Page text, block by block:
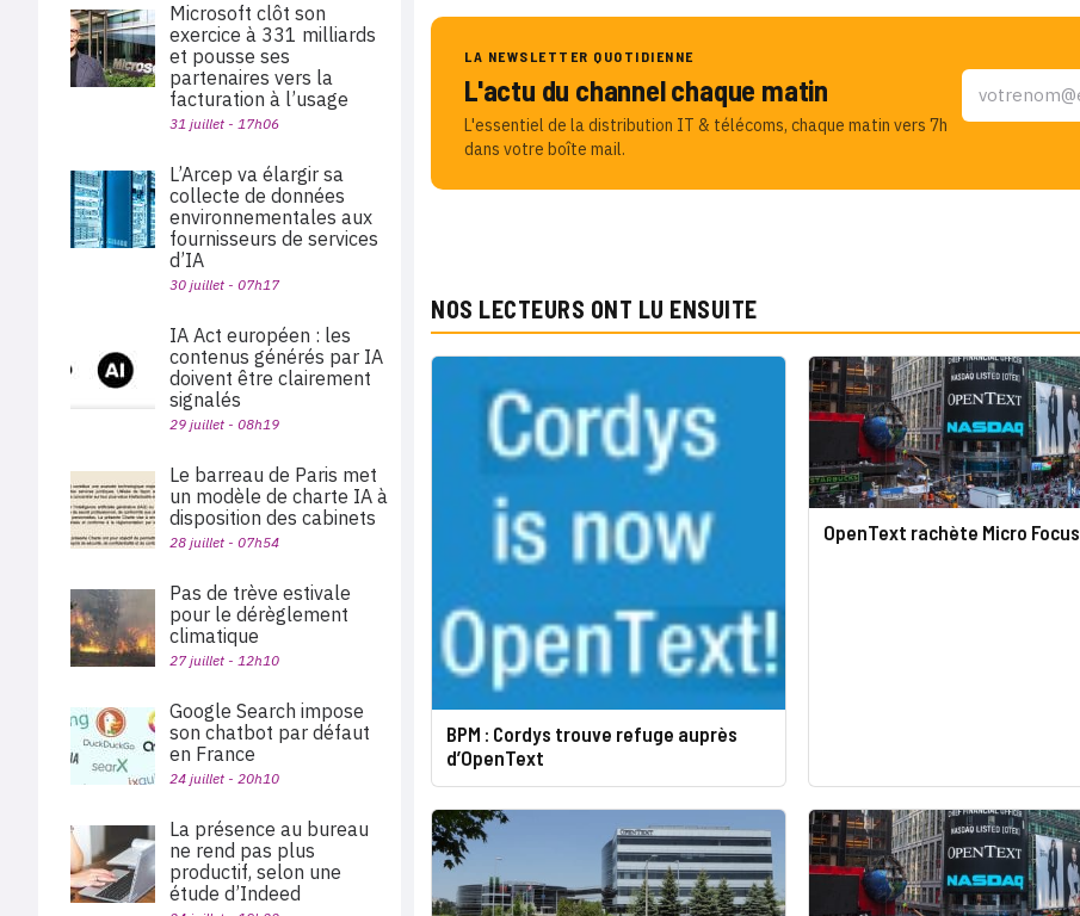
LA NEWSLETTER QUOTIDIENNE
L'actu du channel chaque matin
L'essentiel de la distribution IT & télécoms, chaque matin vers 7h
dans votre boîte mail.
NOS LECTEURS ONT LU ENSUITE
BPM : Cordys trouve refuge auprès
d’OpenText
OpenText rachète Micro Focus
Microsoft clôt son
exercice à 331 milliards
et pousse ses
partenaires vers la
facturation à l’usage
31 juillet - 17h06
L’Arcep va élargir sa
collecte de données
environnementales aux
fournisseurs de services
d’IA
30 juillet - 07h17
IA Act européen : les
contenus générés par IA
doivent être clairement
signalés
29 juillet - 08h19
Le barreau de Paris met
un modèle de charte IA à
disposition des cabinets
28 juillet - 07h54
Pas de trève estivale
pour le dérèglement
climatique
27 juillet - 12h10
Google Search impose
son chatbot par défaut
en France
24 juillet - 20h10
La présence au bureau
ne rend pas plus
productif, selon une
étude d’Indeed